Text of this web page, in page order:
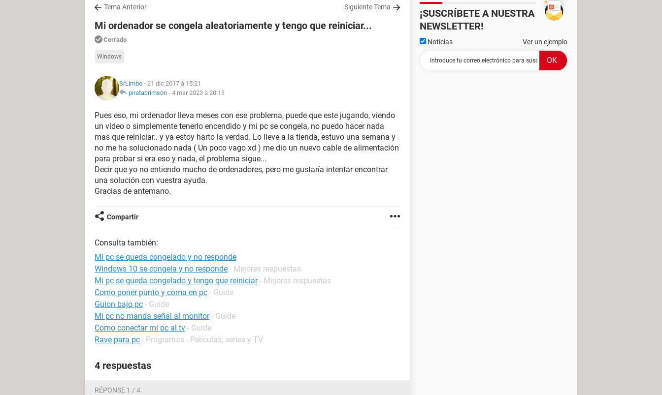
Tema Anterior Siguiente Tema
Mi ordenador se congela aleatoriamente y tengo que reiniciar...
Cerrado
Windows
SrLimbo - 21 dic 2017 à 15:21
piratacrimson - 4 mar 2023 à 20:13
Pues eso, mi ordenador lleva meses con ese problema, puede que este jugando, viendo
un vídeo o simplemente tenerlo encendido y mi pc se congela, no puedo hacer nada
mas que reiniciar.. y ya estoy harto la verdad. Lo lleve a la tienda, estuvo una semana y
no me ha solucionado nada ( Un poco vago xd ) me dio un nuevo cable de alimentación
para probar si era eso y nada, el problema sigue...
Decir que yo no entiendo mucho de ordenadores, pero me gustaría intentar encontrar
una solución con vuestra ayuda.
Gracias de antemano.
Compartir
Consulta también:
Mi pc se queda congelado y no responde
Windows 10 se congela y no responde - Mejores respuestas
Mi pc se queda congelado y tengo que reiniciar - Mejores respuestas
Como poner punto y coma en pc - Guide
Guion bajo pc - Guide
Mi pc no manda señal al monitor - Guide
Como conectar mi pc al tv - Guide
Rave para pc - Programas - Películas, series y TV
4 respuestas
RÉPONSE 1 / 4
¡SUSCRÍBETE A NUESTRA
NEWSLETTER!
Noticias Ver un ejemplo